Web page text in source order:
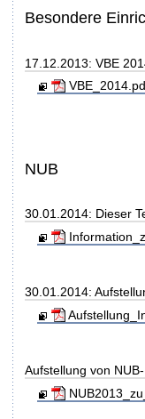
Besondere
17.12.2013: VBE
NUB
30.01.2014: Dieser
30.01.2014:
Aufstellung von